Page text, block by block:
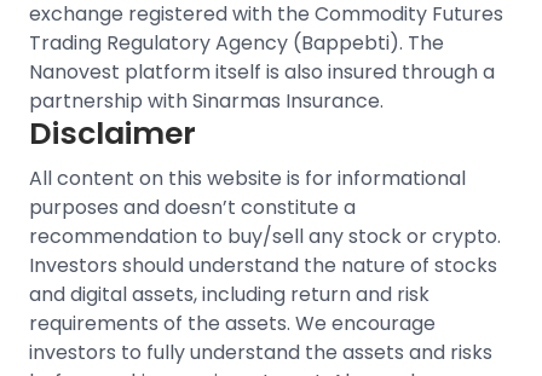
exchange registered with the Commodity Futures
Trading Regulatory Agency (Bappebti). The
Nanovest platform itself is also insured through a
partnership with Sinarmas Insurance.
Disclaimer
All content on this website is for informational
purposes and doesn’t constitute a
recommendation to buy/sell any stock or crypto.
Investors should understand the nature of stocks
and digital assets, including return and risk
requirements of the assets. We encourage
investors to fully understand the assets and risks